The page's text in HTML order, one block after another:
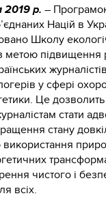
2019 р. –
Націй в
Школу
метою підвищення
у сфері
Це дозволить
стати
стану
використання
чистого і
всіх.